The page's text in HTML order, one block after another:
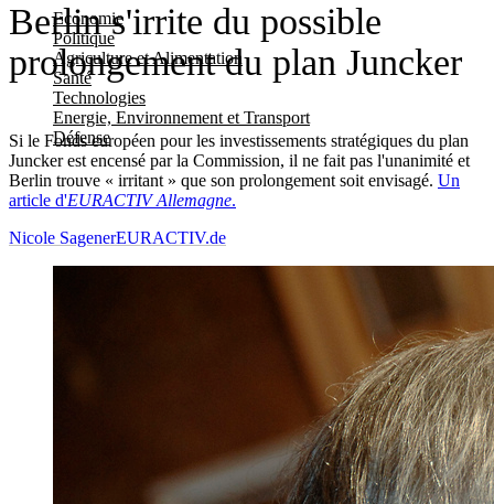
Economie
Politique
Agriculture et Alimentation
Santé
Technologies
Energie, Environnement et Transport
Défense
Berlin s'irrite du possible
prolongement du plan Juncker
Si le Fonds européen pour les investissements stratégiques du plan
Juncker est encensé par la Commission, il ne fait pas l'unanimité et
Berlin trouve « irritant » que son prolongement soit envisagé. Un
article d'EURACTIV Allemagne.
Nicole SagenerEURACTIV.de